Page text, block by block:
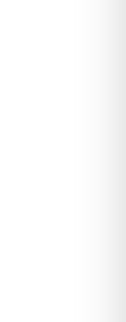
von
die
Maße